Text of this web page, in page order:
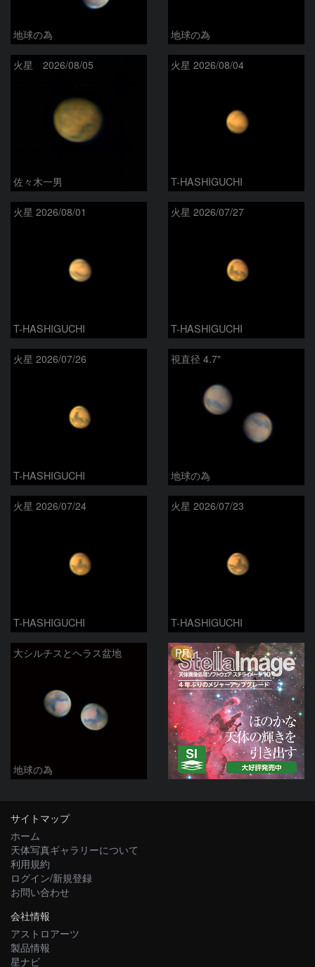
地球の為 地球の為
火星 2026/08/05
佐々木一男
火星 2026/08/04
T-HASHIGUCHI
火星 2026/08/01
T-HASHIGUCHI
火星 2026/07/27
T-HASHIGUCHI
火星 2026/07/26
T-HASHIGUCHI
視直径 4.7"
地球の為
火星 2026/07/24
T-HASHIGUCHI
火星 2026/07/23
T-HASHIGUCHI
大シルチスとヘラス盆地
地球の為
PR
サイトマップ
ホーム
天体写真ギャラリーについて
利用規約
ログイン/新規登録
お問い合わせ
会社情報
アストロアーツ
製品情報
星ナビ